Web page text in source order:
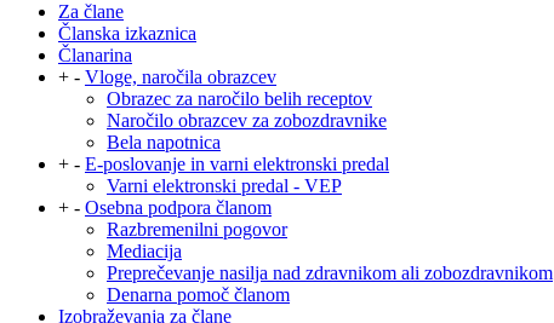
Za člane
Članska izkaznica
Članarina
+ - Vloge, naročila obrazcev
Obrazec za naročilo belih receptov
Naročilo obrazcev za zobozdravnike
Bela napotnica
+ - E-poslovanje in varni elektronski predal
Varni elektronski predal - VEP
+ - Osebna podpora članom
Razbremenilni pogovor
Mediacija
Preprečevanje nasilja nad zdravnikom ali zobozdravnikom
Denarna pomoč članom
Izobraževanja za člane